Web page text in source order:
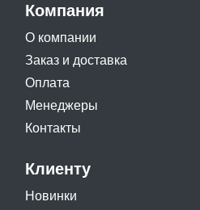
Компания
О компании
Заказ и доставка
Оплата
Менеджеры
Контакты
Клиенту
Новинки